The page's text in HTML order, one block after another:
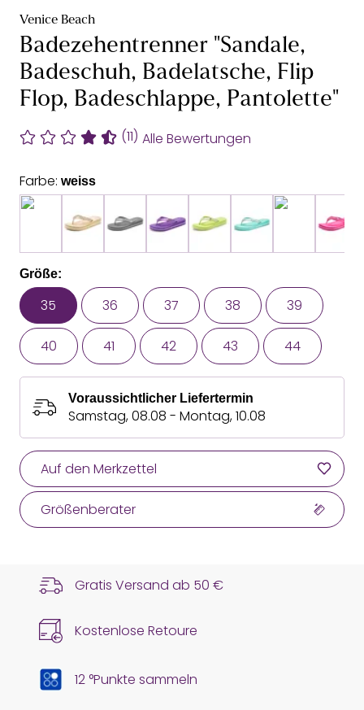
Venice Beach
Badezehentrenner "Sandale,
Badeschuh, Badelatsche, Flip
Flop, Badeschlappe, Pantolette"
(11) Alle Bewertungen
Farbe: weiss
Größe:
35 36 37 38 39
40 41 42 43 44
Voraussichtlicher Liefertermin
Samstag, 08.08 - Montag, 10.08
Auf den Merkzettel
Größenberater
Gratis Versand ab 50 €
Kostenlose Retoure
12 °Punkte sammeln